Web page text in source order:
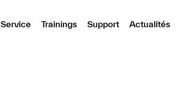
Service Trainings Support Actualités